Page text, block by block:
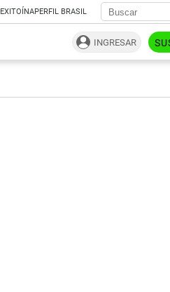
EXITOÍNAPERFIL BRASIL
INGRESAR